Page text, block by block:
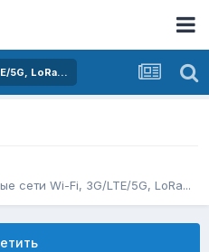
5G, LoRa...
сети Wi-Fi, 3G/LTE/5G, LoRa...